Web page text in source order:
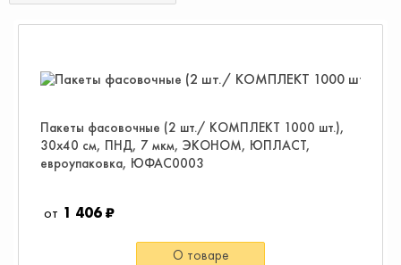
Пакеты фасовочные (2 шт./ КОМПЛЕКТ 1000 шт.),
30х40 см, ПНД, 7 мкм, ЭКОНОМ, ЮПЛАСТ,
евроупаковка, ЮФАС0003
1 406 ₽
О товаре